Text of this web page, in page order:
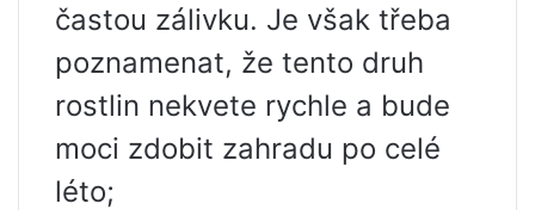
častou zálivku. Je však třeba
poznamenat, že tento druh
rostlin nekvete rychle a bude
moci zdobit zahradu po celé
léto;